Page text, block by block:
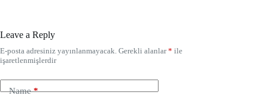
Leave a Reply
E-posta adresiniz yayınlanmayacak. Gerekli alanlar* ile
işaretlenmişlerdir
Name*